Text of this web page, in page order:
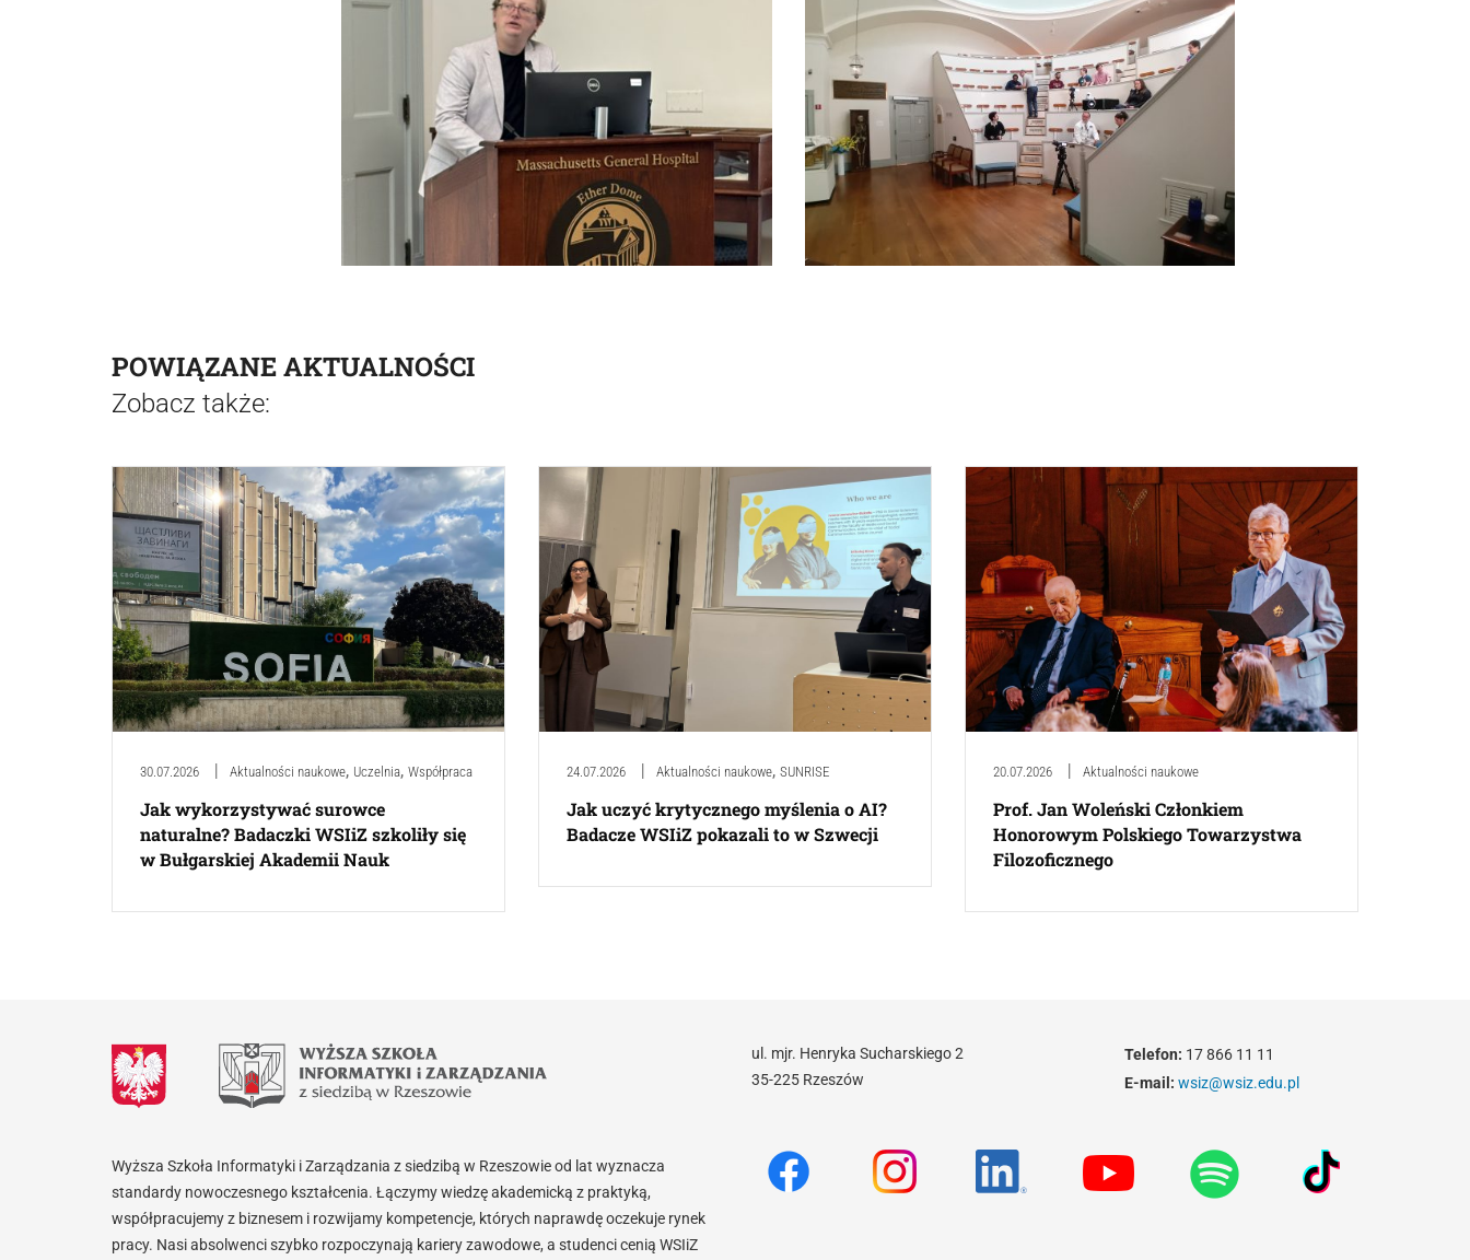
POWIĄZANE AKTUALNOŚCI
Zobacz także:
30.07.2026 Aktualności naukowe, Uczelnia, Współpraca
Jak wykorzystywać surowce
naturalne? Badaczki WSIiZ szkoliły się
w Bułgarskiej Akademii Nauk
24.07.2026 Aktualności naukowe, SUNRISE
Jak uczyć krytycznego myślenia o AI?
Badacze WSIiZ pokazali to w Szwecji
20.07.2026 Aktualności naukowe
Prof. Jan Woleński Członkiem
Honorowym Polskiego Towarzystwa
Filozoficznego
Wyższa Szkoła Informatyki i Zarządzania z siedzibą w Rzeszowie od lat wyznacza
standardy nowoczesnego kształcenia. Łączymy wiedzę akademicką z praktyką,
współpracujemy z biznesem i rozwijamy kompetencje, których naprawdę oczekuje rynek
pracy. Nasi absolwenci szybko rozpoczynają kariery zawodowe, a studenci cenią WSIiZ
ul. mjr. Henryka Sucharskiego 2
35-225 Rzeszów
Telefon: 17 866 11 11
E-mail: wsiz@wsiz.edu.pl